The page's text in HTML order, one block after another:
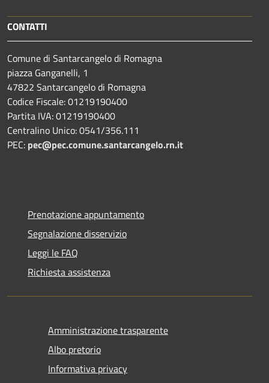
CONTATTI
Comune di Santarcangelo di Romagna
piazza Ganganelli, 1
47822 Santarcangelo di Romagna
Codice Fiscale: 01219190400
Partita IVA: 01219190400
Centralino Unico: 0541/356.111
PEC: pec@pec.comune.santarcangelo.rn.it
Prenotazione appuntamento
Segnalazione disservizio
Leggi le FAQ
Richiesta assistenza
Amministrazione trasparente
Albo pretorio
Informativa privacy